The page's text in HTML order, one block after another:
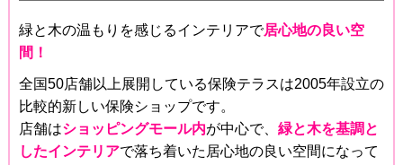
緑と木の温もりを感じるインテリアで居心地の良い空
間！
全国50店舗以上展開している保険テラスは2005年設立の
比較的新しい保険ショップです。
店舗はショッピングモール内が中心で、 緑と木を基調と
したインテリアで落ち着いた居心地の良い空間になって